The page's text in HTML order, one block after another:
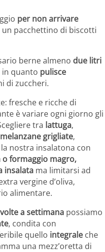
per non arrivare
pacchettino di biscotti
berne almeno due litri
in quanto pulisce
di zuccheri.
fresche e ricche di
è variare ogni giorno gli
tra lattuga,
melanzane grigliate,
la nostra insalatona con
formaggio magro,
insalata ma limitarsi ad
vergine d’oliva,
alimentare.
a settimana possiamo
, condita con
quello integrale che
una mezz’oretta di